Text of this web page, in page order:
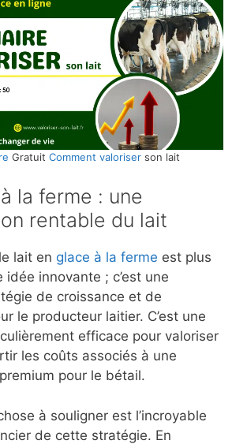
Gratuit Comment valoriser son lait
la ferme : une
rentable du lait
lait en glace à la ferme est plus
idée innovante ; c’est une
de croissance et de
le producteur laitier. C’est une
efficace pour valoriser
les coûts associés à une
pour le bétail.
à souligner est l’incroyable
de cette stratégie. En